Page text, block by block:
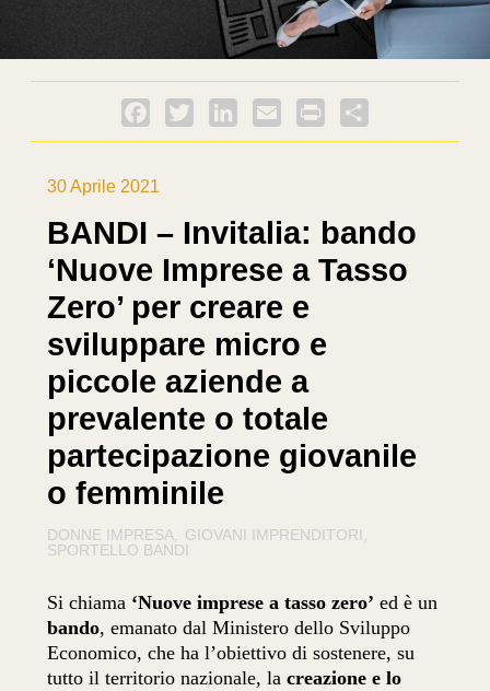
Facebook
Twitter LinkedInEmail PrintFriendly
30 Aprile 2021
BANDI – Invitalia: bando
‘Nuove Imprese a Tasso
Zero’ per creare e
sviluppare micro e
piccole aziende a
prevalente o totale
partecipazione giovanile
o femminile
DONNE IMPRESA
GIOVANI IMPRENDITORI
SPORTELLO BANDI
Si chiama ‘Nuove imprese a tasso zero’ ed è un
bando, emanato dal Ministero dello Sviluppo
Economico, che ha l’obiettivo di sostenere, su
tutto il territorio nazionale, lacreazione e lo